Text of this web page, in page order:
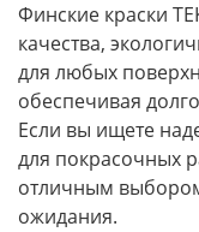
Финские краски
качества,
для любых
обеспечивая
Если вы ищете
для покрасочных
отличным
ожидания.